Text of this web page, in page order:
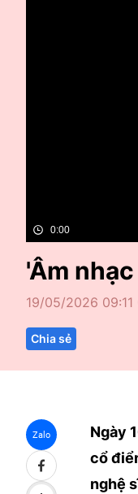
0:00
'Âm
19/05/2026 09:11
Chia sẻ
Zalo
Ngày
cổ
nghệ